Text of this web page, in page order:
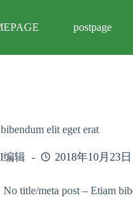
postpage
elit eget erat
编辑 2018年10月23日
No title/meta post – Etiam